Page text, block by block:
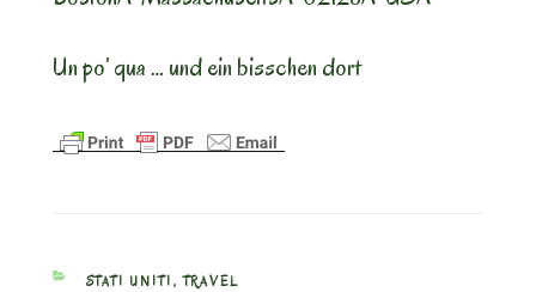
Un po’ qua … und ein bisschen dort
CATEGORIES
STATI UNITI ,TRAVEL